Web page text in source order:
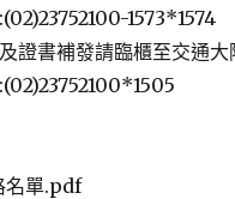
1573*1574
證書補發請臨櫃至交通大
名單.pdf